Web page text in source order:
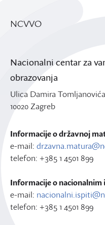
NCVVO
Nacionalni centar za
obrazovanja
Ulica Damira
10020 Zagreb
Informacije o državnoj
e-mail:
telefon: +385 1 4501 899
Informacije o nacionalnim
e-mail:
telefon: +385 1 4501 899